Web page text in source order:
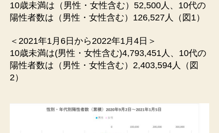
10歳未満は（男性・⼥性含む）52,500⼈、10代の
陽性者数は（男性・⼥性含む）126,527⼈（図1）
＜2021年1⽉6⽇から2022年1⽉4⽇＞
10歳未満は(男性・⼥性含む)4,793,451⼈、10代の
陽性者数は（男性・⼥性含む）2,403,594⼈（図
2）